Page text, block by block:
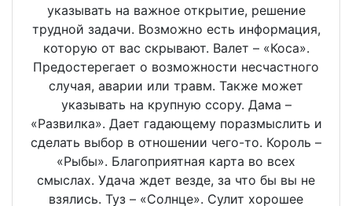
указывать на важное открытие, решение
трудной задачи. Возможно есть информация,
которую от вас скрывают. Валет – «Коса».
Предостерегает о возможности несчастного
случая, аварии или травм. Также может
указывать на крупную ссору. Дама –
«Развилка». Дает гадающему поразмыслить и
сделать выбор в отношении чего-то. Король –
«Рыбы». Благоприятная карта во всех
смыслах. Удача ждет везде, за что бы вы не
взялись. Туз – «Солнце». Сулит хорошее